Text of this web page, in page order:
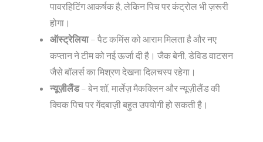
पावरहिटिंग आकर्षक है, लेकिन पिच पर कंट्रोल भी ज़रूरी
होगा।
ऑस्ट्रेलिया– पैट कमिंस को आराम मिलता है और नए
कप्तान ने टीम को नई ऊर्जा दी है। जैक बेनी, डेविड वाटसन
जैसे बॉलर्स का मिश्रण देखना दिलचस्प रहेगा।
न्यूज़ीलैंड– बेन शॉ, मार्लेज़ मैकक्लिन और न्यूज़ीलैंड की
क्विक पिच पर गेंदबाज़ी बहुत उपयोगी हो सकती है।